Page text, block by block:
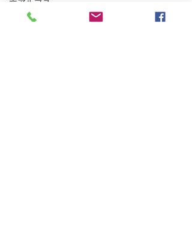
南アルプス
白馬・後立山連峰